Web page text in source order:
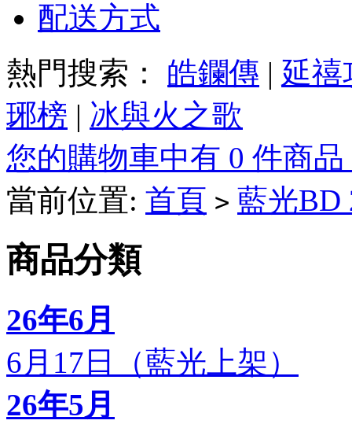
配送方式
熱門搜索： 皓鑭傳 | 延禧
琊榜 | 冰與火之歌
您的購物車中有 0 件商
當前位置: 首頁 > 藍光
商品分類
26年6月
6月17日（藍光上架）
26年5月